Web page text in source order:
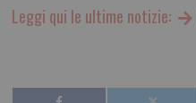
Leggi qui le ultime notizie: